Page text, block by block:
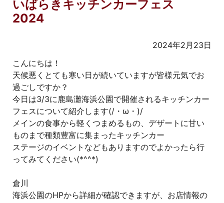
いばらきキッチンカーフェス
2024
2024年2月23日
こんにちは！
天候悪くとても寒い日が続いていますが皆様元気でお
過ごしですか？
今日は3/3に鹿島灘海浜公園で開催されるキッチンカー
フェスについて紹介します(/・ω・)/
メインの食事から軽くつまめるもの、デザートに甘い
ものまで種類豊富に集まったキッチンカー
ステージのイベントなどもありますのでよかったら行
ってみてください(*^^*)
倉川
海浜公園のHPから詳細が確認できますが、お店情報の